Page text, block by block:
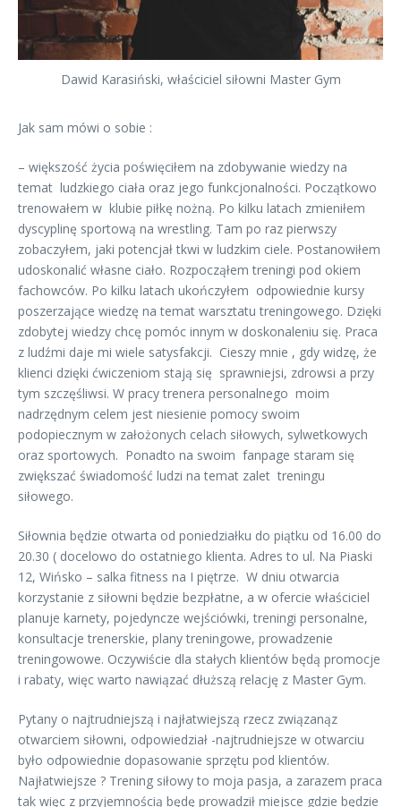
Dawid Karasiński, właściciel siłowni Master Gym
Jak sam mówi o sobie :
– większość życia poświęciłem na zdobywanie wiedzy na
temat ludzkiego ciała oraz jego funkcjonalności. Początkowo
trenowałem w klubie piłkę nożną. Po kilku latach zmieniłem
dyscyplinę sportową na wrestling. Tam po raz pierwszy
zobaczyłem, jaki potencjał tkwi w ludzkim ciele. Postanowiłem
udoskonalić własne ciało. Rozpocząłem treningi pod okiem
fachowców. Po kilku latach ukończyłem odpowiednie kursy
poszerzające wiedzę na temat warsztatu treningowego. Dzięki
zdobytej wiedzy chcę pomóc innym w doskonaleniu się. Praca
z ludźmi daje mi wiele satysfakcji. Cieszy mnie , gdy widzę, że
klienci dzięki ćwiczeniom stają się sprawniejsi, zdrowsi a przy
tym szczęśliwsi. W pracy trenera personalnego moim
nadrzędnym celem jest niesienie pomocy swoim
podopiecznym w założonych celach siłowych, sylwetkowych
oraz sportowych. Ponadto na swoim fanpage staram się
zwiększać świadomość ludzi na temat zalet treningu
siłowego.
Siłownia będzie otwarta od poniedziałku do piątku od 16.00 do
20.30 ( docelowo do ostatniego klienta. Adres to ul. Na Piaski
12, Wińsko – salka fitness na I piętrze. W dniu otwarcia
korzystanie z siłowni będzie bezpłatne, a w ofercie właściciel
planuje karnety, pojedyncze wejściówki, treningi personalne,
konsultacje trenerskie, plany treningowe, prowadzenie
treningowowe. Oczywiście dla stałych klientów będą promocje
i rabaty, więc warto nawiązać dłuższą relację z Master Gym.
Pytany o najtrudniejszą i najłatwiejszą rzecz związanąz
otwarciem siłowni, odpowiedział -najtrudniejsze w otwarciu
było odpowiednie dopasowanie sprzętu pod klientów.
Najłatwiejsze ? Trening siłowy to moja pasja, a zarazem praca
tak więc z przyjemnością będę prowadził miejsce gdzie będzie